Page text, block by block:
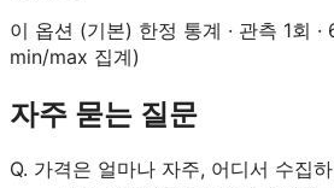
이 옵션 (기본) 한정 통계 · 관측 1회 ·
min/max 집계)
자주 묻는 질문
Q. 가격은 얼마나 자주, 어디서 수집